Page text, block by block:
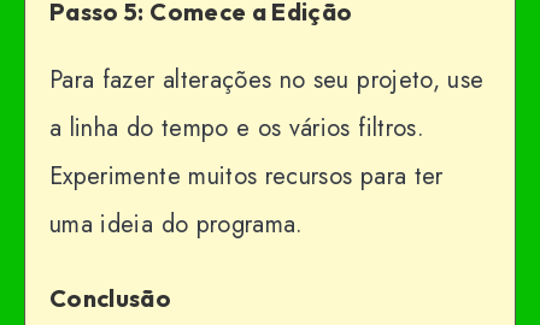
Passo 5: Comece a Edição
Para fazer alterações no seu projeto, use
a linha do tempo e os vários filtros.
Experimente muitos recursos para ter
uma ideia do programa.
Conclusão